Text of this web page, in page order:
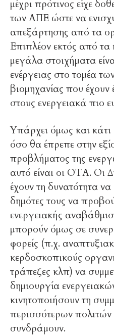
μέχρι πρότινος είχε
των ΑΠΕ ώστε να
απεξάρτησης από τα
Επιπλέον εκτός από τα
μεγάλα στοιχήματα
ενέργειας στο τομέα
βιομηχανίας που έχουν
στους ενεργειακά πιο
Υπάρχει όμως και κάτι
όσο θα έπρεπε στην
προβλήματος της
αυτό είναι οι ΟΤΑ. Οι
έχουν τη δυνατότητα
δημότες τους να
ενεργειακής
μπορούν όμως σε
φορείς (π.χ.
κερδοσκοπικούς
τράπεζες κλπ) να
δημιουργία
κινητοποιήσουν τη
περισσότερων πολιτών
συνδράμουν.